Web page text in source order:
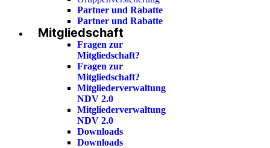
Partner und Rabatte
Partner und Rabatte
Mitgliedschaft
Fragen zur
Mitgliedschaft?
Fragen zur
Mitgliedschaft?
Mitgliederverwaltung
NDV 2.0
Mitgliederverwaltung
NDV 2.0
Downloads
Downloads